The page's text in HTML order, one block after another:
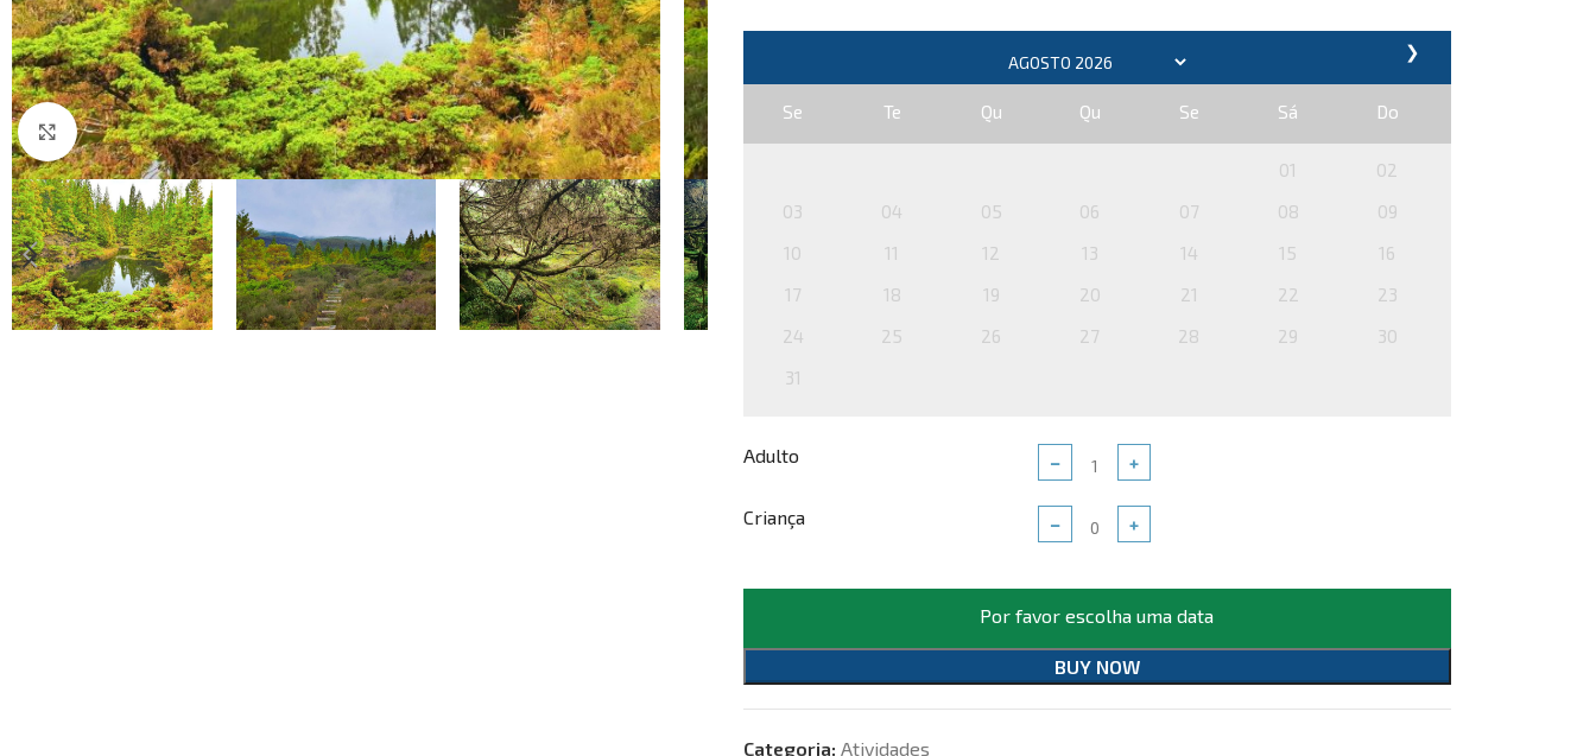
Click to enlarge
❯
Se Te Qu Qu Se Sá Do
01
02
03
04 05 06 07 08
09
10
11 12 13 14 15
16
17
18 19 20 21 22
23
24
25 26 27 28 29
30
31
Adulto − +
Criança − +
Por favor escolha uma data
BUY NOW
Categoria: Atividades